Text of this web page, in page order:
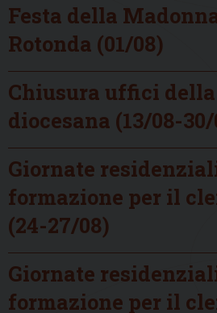
Festa della
Rotonda (01/08)
Chiusura uffici
diocesana (13/08-
Giornate
formazione per il
(24-27/08)
Giornate
formazione per il